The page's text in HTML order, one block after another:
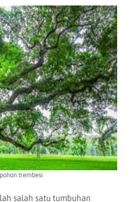
pohon trembesi
salah satu tumbuhan